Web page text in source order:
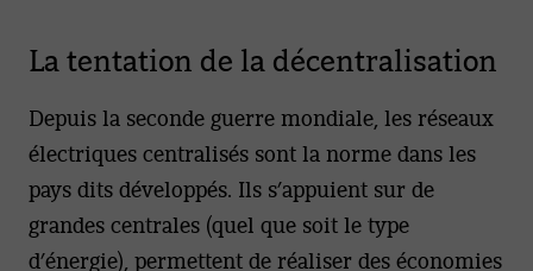
La tentation de la décentralisation
Depuis la seconde guerre mondiale, les réseaux
électriques centralisés sont la norme dans les
pays dits développés. Ils s’appuient sur de
grandes centrales (quel que soit le type
d’énergie), permettent de réaliser des économies